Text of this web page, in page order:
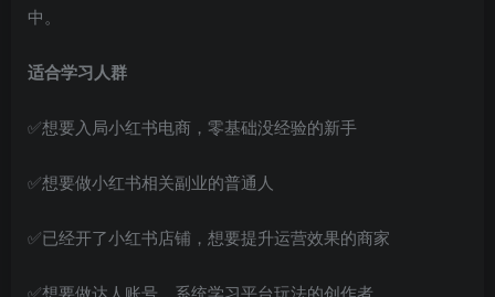
中。
适合学习人群
✅想要入局小红书电商，零基础没经验的新手
✅想要做小红书相关副业的普通人
✅已经开了小红书店铺，想要提升运营效果的商家
✅想要做达人账号，系统学习平台玩法的创作者